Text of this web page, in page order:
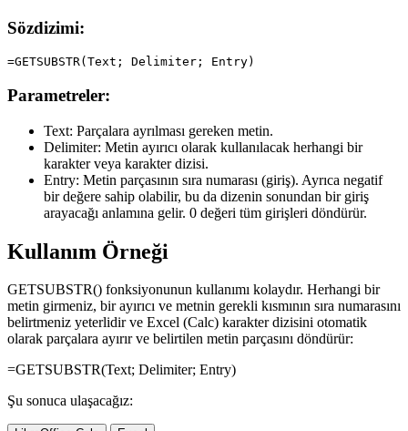
Sözdizimi:
Parametreler:
Text: Parçalara ayrılması gereken metin.
Delimiter: Metin ayırıcı olarak kullanılacak herhangi bir
karakter veya karakter dizisi.
Entry: Metin parçasının sıra numarası (giriş). Ayrıca negatif
bir değere sahip olabilir, bu da dizenin sonundan bir giriş
arayacağı anlamına gelir. 0 değeri tüm girişleri döndürür.
Kullanım Örneği
GETSUBSTR() fonksiyonunun kullanımı kolaydır. Herhangi bir
metin girmeniz, bir ayırıcı ve metnin gerekli kısmının sıra numarasını
belirtmeniz yeterlidir ve Excel (Calc) karakter dizisini otomatik
olarak parçalara ayırır ve belirtilen metin parçasını döndürür:
=GETSUBSTR(Text; Delimiter; Entry)
Şu sonuca ulaşacağız: